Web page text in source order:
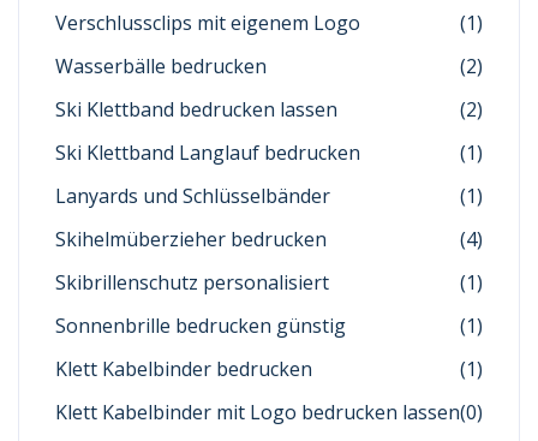
Verschlussclips mit eigenem Logo
(1)
Wasserbälle bedrucken
(2)
Ski Klettband bedrucken lassen
(2)
Ski Klettband Langlauf bedrucken
(1)
Lanyards und Schlüsselbänder
(1)
Skihelmüberzieher bedrucken
(4)
Skibrillenschutz personalisiert
(1)
Sonnenbrille bedrucken günstig
(1)
Klett Kabelbinder bedrucken
(1)
Klett Kabelbinder mit Logo bedrucken lassen(0)